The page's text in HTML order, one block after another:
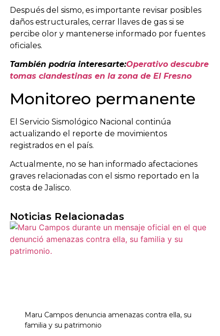
Después del sismo, es importante revisar posibles
daños estructurales, cerrar llaves de gas si se
percibe olor y mantenerse informado por fuentes
oficiales.
También podría interesarte:Operativo descubre
tomas clandestinas en la zona de El Fresno
Monitoreo permanente
El Servicio Sismológico Nacional continúa
actualizando el reporte de movimientos
registrados en el país.
Actualmente, no se han informado afectaciones
graves relacionadas con el sismo reportado en la
costa de Jalisco.
Noticias Relacionadas
Maru Campos denuncia amenazas contra ella, su
familia y su patrimonio